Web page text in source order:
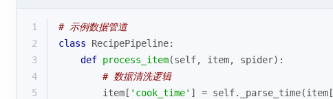
1
# 示例数据管道
2
class RecipePipeline:
3
def process_item(self, item, spider):
4
# 数据清洗逻辑
5
        item[
'cook_time' ] = self._parse_time(item[